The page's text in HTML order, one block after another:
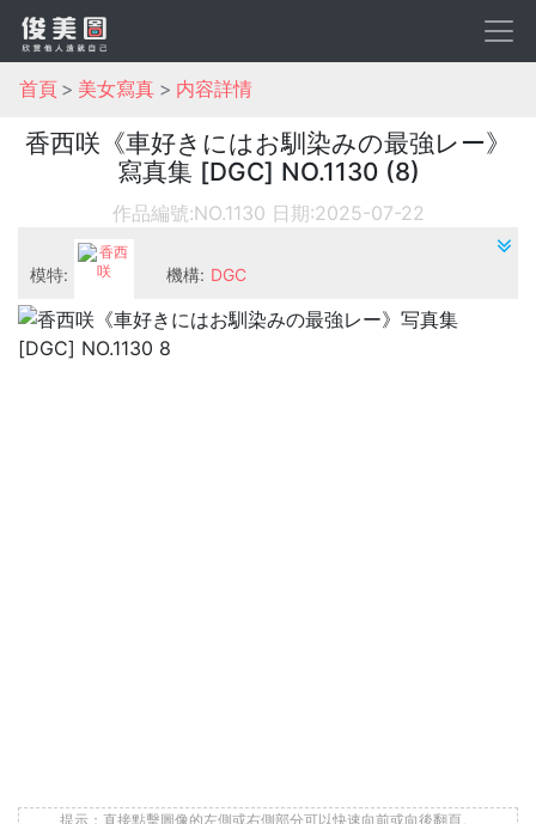
首頁 美女寫真 内容詳情
香西咲《車好きにはお馴染みの最強レー》
寫真集 [DGC] NO.1130 (8)
作品編號:NO.1130 日期:2025-07-22
模特:
香西咲
機構: DGC
提示：直接點擊圖像的左側或右側部分可以快速向前或向後翻頁。